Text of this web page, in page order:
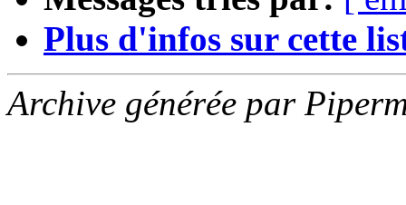
Plus d'infos sur cette
Archive générée par